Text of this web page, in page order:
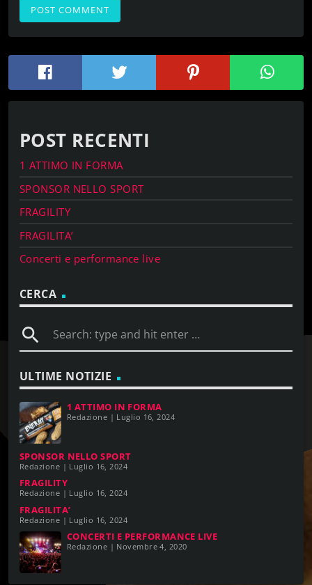
POST RECENTI
1 ATTIMO IN FORMA
SPONSOR NELLO SPORT
FRAGILITY
FRAGILITA’
Concerti e performance live
CERCA
search
ULTIME NOTIZIE
1 ATTIMO IN FORMA
Redazione | Luglio 16, 2024
SPONSOR NELLO SPORT
Redazione | Luglio 16, 2024
FRAGILITY
Redazione | Luglio 16, 2024
FRAGILITA’
Redazione | Luglio 16, 2024
CONCERTI E PERFORMANCE LIVE
Redazione | Novembre 4, 2020